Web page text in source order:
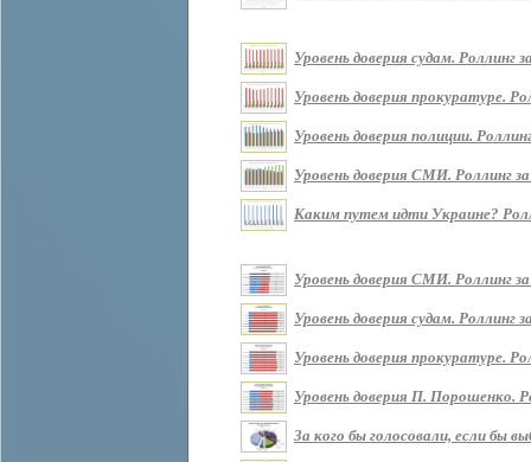
Уровень доверия судам. Роллинг
Уровень доверия прокуратуре.
Уровень доверия полиции.
Уровень доверия СМИ. Роллинг
Каким путем идти Украине?
Уровень доверия СМИ. Роллинг
Уровень доверия судам. Роллинг
Уровень доверия прокуратуре.
Уровень доверия П. Порошенко.
За кого бы голосовали, если бы